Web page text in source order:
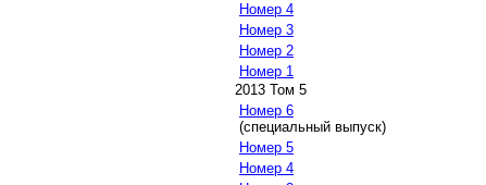
Номер 4
Номер 3
Номер 2
Номер 1
2013 Том 5
Номер 6
(специальный выпуск)
Номер 5
Номер 4